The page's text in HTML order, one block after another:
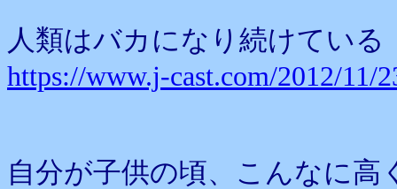
人類はバカになり続けている
https://www.j-cast.com/2012/11/
自分が子供の頃、こんなに